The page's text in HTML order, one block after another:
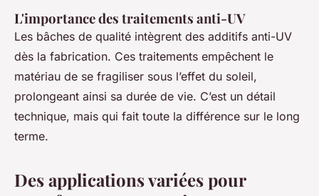
L'importance des traitements anti-UV
Les bâches de qualité intègrent des additifs anti-UV
dès la fabrication. Ces traitements empêchent le
matériau de se fragiliser sous l’effet du soleil,
prolongeant ainsi sa durée de vie. C’est un détail
technique, mais qui fait toute la différence sur le long
terme.
Des applications variées pour